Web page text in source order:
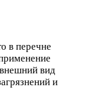
в перечне
вид
и